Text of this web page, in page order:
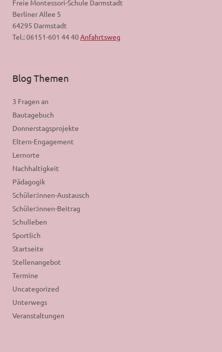
Freie Montessori-Schule Darmstadt
Berliner Allee 5
64295 Darmstadt
Tel.: 06151-601 44 40Anfahrtsweg
Blog Themen
3 Fragen an
Bautagebuch
Donnerstagsprojekte
Eltern-Engagement
Lernorte
Nachhaltigkeit
Pädagogik
Schüler:innen-Austausch
Schüler:innen-Beitrag
Schulleben
Sportlich
Startseite
Stellenangebot
Termine
Uncategorized
Unterwegs
Veranstaltungen